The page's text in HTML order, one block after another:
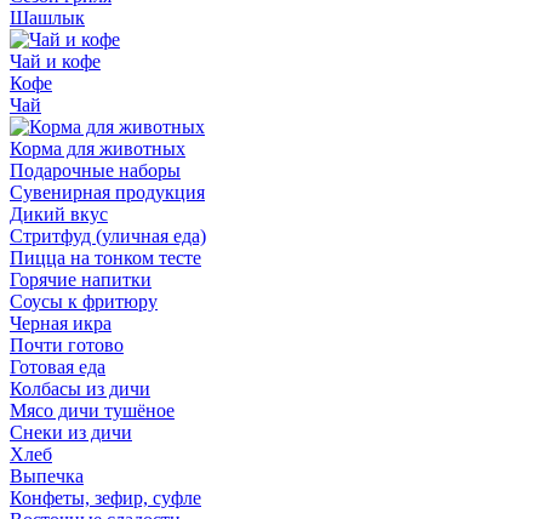
Шашлык
Чай и кофе
Кофе
Чай
Корма для животных
Подарочные наборы
Сувенирная продукция
Дикий вкус
Стритфуд (уличная еда)
Пицца на тонком тесте
Горячие напитки
Соусы к фритюру
Черная икра
Почти готово
Готовая еда
Колбасы из дичи
Мясо дичи тушёное
Снеки из дичи
Хлеб
Выпечка
Конфеты, зефир, суфле